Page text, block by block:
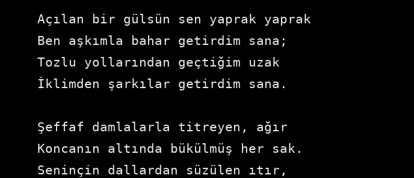
Açılan bir gülsün sen yaprak yaprak
Ben aşkımla bahar getirdim sana;
Tozlu yollarından geçtiğim uzak
İklimden şarkılar getirdim sana.
Şeffaf damlalarla titreyen, ağır
Koncanın altında bükülmüş her sak.
Seninçin dallardan süzülen ıtır,